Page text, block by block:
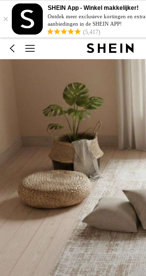
×
SHEIN App - Winkel makkelijker!
Ontdek meer exclusieve kortingen en extra
aanbiedingen in de SHEIN APP!
(5,417)